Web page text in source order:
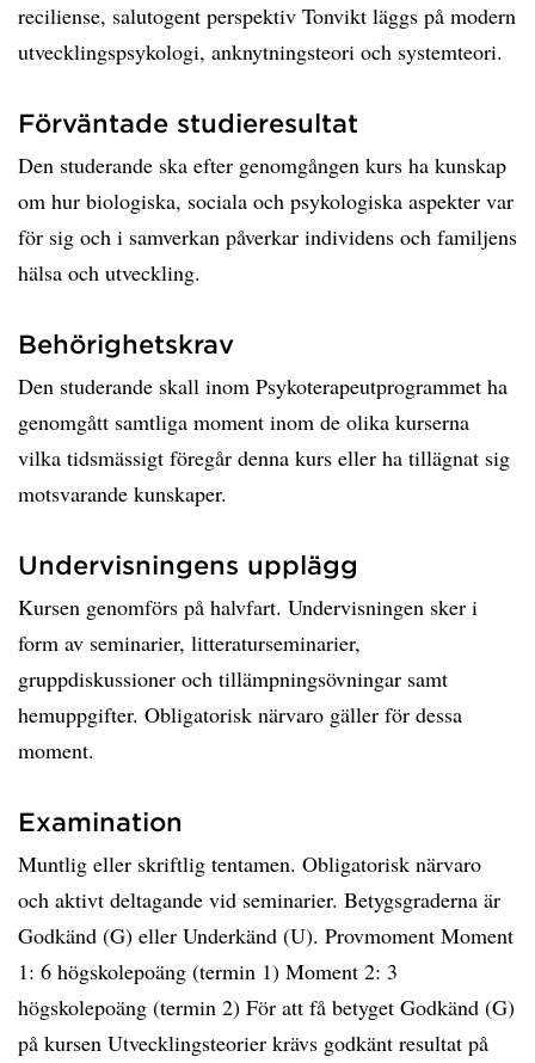
reciliense, salutogent perspektiv Tonvikt läggs på modern
utvecklingspsykologi, anknytningsteori och systemteori.
Förväntade studieresultat
Den studerande ska efter genomgången kurs ha kunskap
om hur biologiska, sociala och psykologiska aspekter var
för sig och i samverkan påverkar individens och familjens
hälsa och utveckling.
Behörighetskrav
Den studerande skall inom Psykoterapeutprogrammet ha
genomgått samtliga moment inom de olika kurserna
vilka tidsmässigt föregår denna kurs eller ha tillägnat sig
motsvarande kunskaper.
Undervisningens upplägg
Kursen genomförs på halvfart. Undervisningen sker i
form av seminarier, litteraturseminarier,
gruppdiskussioner och tillämpningsövningar samt
hemuppgifter. Obligatorisk närvaro gäller för dessa
moment.
Examination
Muntlig eller skriftlig tentamen. Obligatorisk närvaro
och aktivt deltagande vid seminarier. Betygsgraderna är
Godkänd (G) eller Underkänd (U). Provmoment Moment
1: 6 högskolepoäng (termin 1) Moment 2: 3
högskolepoäng (termin 2) För att få betyget Godkänd (G)
på kursen Utvecklingsteorier krävs godkänt resultat på